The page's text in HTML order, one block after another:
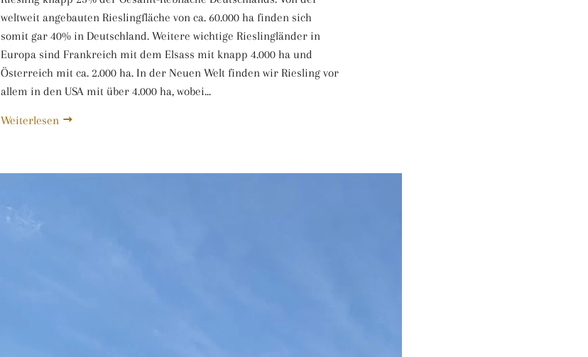
weltweit angebauten Rieslingfläche von ca. 60.000 ha finden sich
somit gar 40% in Deutschland. Weitere wichtige Rieslingländer in
Europa sind Frankreich mit dem Elsass mit knapp 4.000 ha und
Österreich mit ca. 2.000 ha. In der Neuen Welt finden wir Riesling vor
allem in den USA mit über 4.000 ha, wobei...
Weiterlesen